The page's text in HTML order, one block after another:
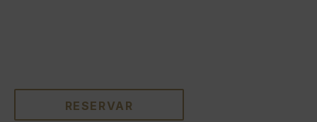
RESERVAR